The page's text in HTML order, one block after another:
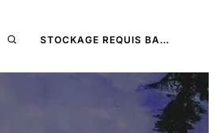
STOCKAGE REQUIS BA…